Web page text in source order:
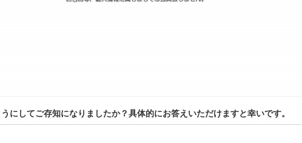
にしてご存知になりましたか？具体的にお答えいただけますと幸いです。